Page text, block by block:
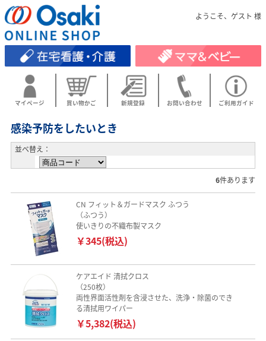
ようこそ、ゲスト 様
マイページ 買い物かご 新規登録 お問い合わせ ご利用ガイド
感染予防をしたいとき
並べ替え：
6件あります
CN フィット＆ガードマスク ふつう
（ふつう）
使いきりの不織布製マスク
￥345(税込)
ケアエイド 清拭クロス
（250枚）
両性界面活性剤を含浸させた、洗浄・除菌のでき
る清拭用ワイパー
￥5,382(税込)